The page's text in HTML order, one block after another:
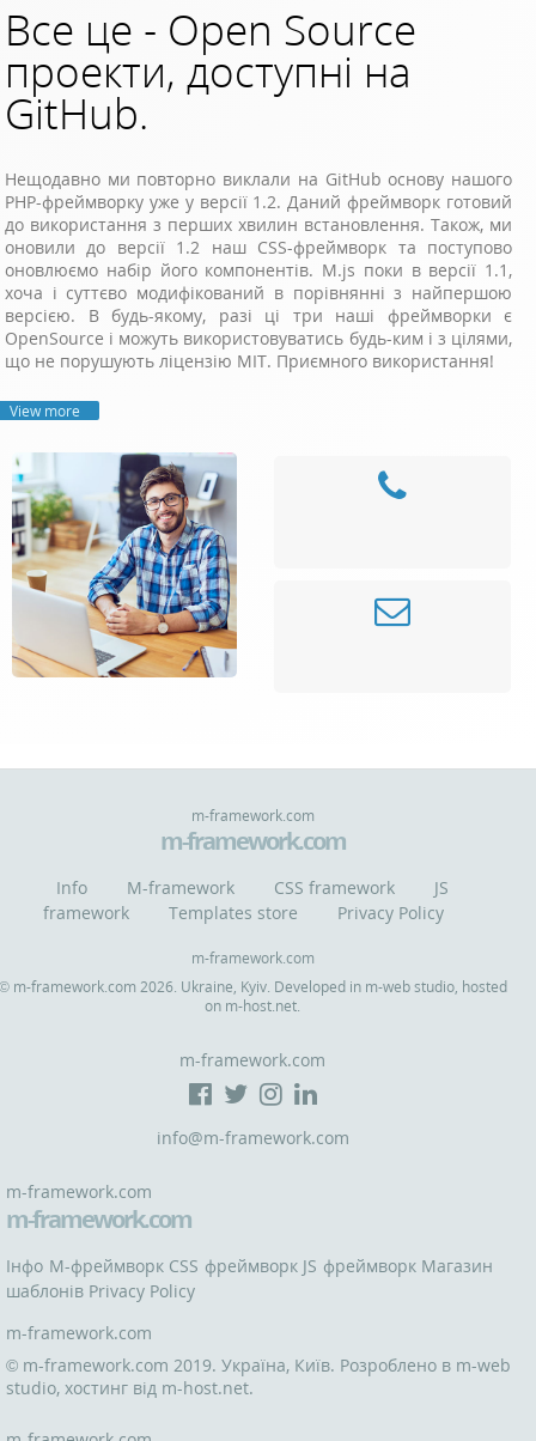
Все це - Open Source
проекти, доступні на
GitHub.
Нещодавно ми повторно виклали на GitHub основу нашого
PHP-фреймворку уже у версії 1.2. Даний фреймворк готовий
до використання з перших хвилин встановлення. Також, ми
оновили до версії 1.2 наш CSS-фреймворк та поступово
оновлюємо набір його компонентів. M.js поки в версії 1.1,
хоча і суттєво модифікований в порівнянні з найпершою
версією. В будь-якому, разі ці три наші фреймворки є
OpenSource і можуть використовуватись будь-ким і з цілями,
що не порушують ліцензію MIT. Приємного використання!
View more
m-framework.com
m-framework.com
Info M-framework CSS framework
JS
framework
Templates store Privacy Policy
m-framework.com
m-framework.com 2026. Ukraine, Kyiv. Developed in m-web studio, hosted
on m-host.net
m-framework.com
info@m-framework.com
m-framework.com
m-framework.com
Інфо M-фреймворк CSS фреймворк JS фреймворк Магазин
шаблонів Privacy Policy
m-framework.com
© m-framework.com 2019. Україна, Київ. Розроблено в m-web
studio, хостинг від m-host.net.